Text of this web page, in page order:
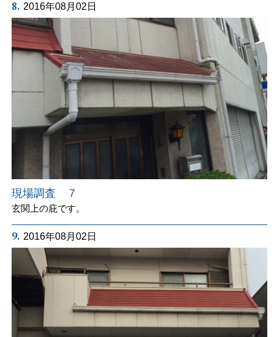
8. 2016年08月02日
現場調査 ７
玄関上の庇です。
9. 2016年08月02日